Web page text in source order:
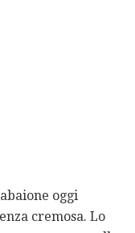
oggi
cremosa. Lo